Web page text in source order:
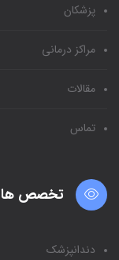
پزشکان
مراکز درمانی
مقالات
تماس
تخصص ها
دندانپزشک